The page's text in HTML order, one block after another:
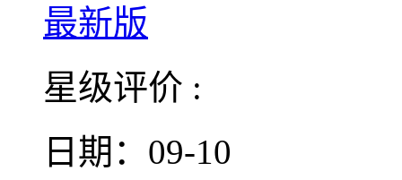
星级评价 :
日期：09-10